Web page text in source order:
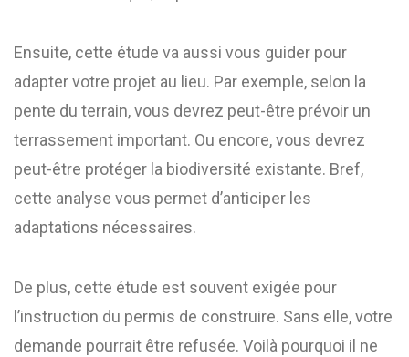
Ensuite, cette étude va aussi vous guider pour
adapter votre projet au lieu. Par exemple, selon la
pente du terrain, vous devrez peut-être prévoir un
terrassement important. Ou encore, vous devrez
peut-être protéger la biodiversité existante. Bref,
cette analyse vous permet d’anticiper les
adaptations nécessaires.
De plus, cette étude est souvent exigée pour
l’instruction du permis de construire. Sans elle, votre
demande pourrait être refusée. Voilà pourquoi il ne